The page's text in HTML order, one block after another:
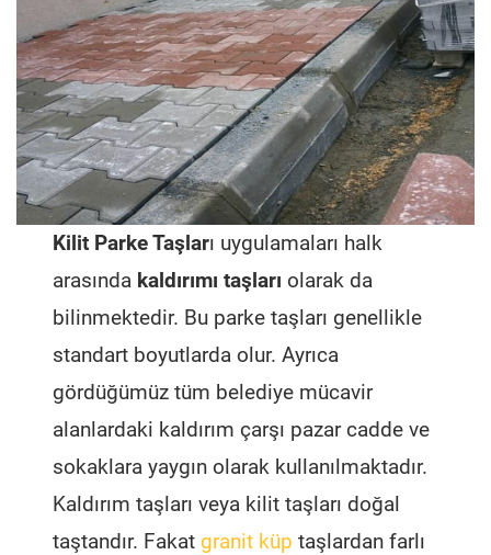
Kilit Parke Taşları uygulamaları halk
arasında kaldırımı taşları olarak da
bilinmektedir. Bu parke taşları genellikle
standart boyutlarda olur. Ayrıca
gördüğümüz tüm belediye mücavir
alanlardaki kaldırım çarşı pazar cadde ve
sokaklara yaygın olarak kullanılmaktadır.
Kaldırım taşları veya kilit taşları doğal
taştandır. Fakat granit küp taşlardan farlı